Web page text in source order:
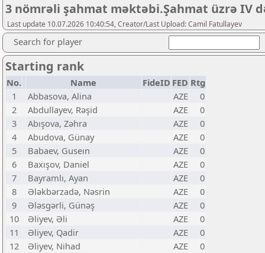
3 nömrəli şahmat məktəbi.Şahmat üzrə IV
Last update 10.07.2026 10:40:54, Creator/Last Upload: Camil Fatullayev
Search for player
Starting rank
No. Name FideID FED Rtg
1
Abbasova, Alina AZE
0
2
Abdullayev, Rəşid AZE
0
3
Abışova, Zəhra AZE
0
4
Abudova, Günay AZE
0
5
Babaev, Guseın AZE
0
6
Baxışov, Daniel AZE
0
7
Bayramlı, Ayan AZE
0
8
Ələkbərzadə, Nəsrin AZE
0
9
Ələsgərli, Günəş AZE
0
10
Əliyev, Əli AZE
0
11
Əliyev, Qadir AZE
0
12
Əliyev, Nihad AZE
0